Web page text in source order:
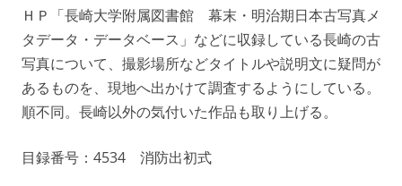
ＨＰ「長崎大学附属図書館 幕末・明治期日本古写真メ
タデータ・データベース」などに収録している長崎の古
写真について、撮影場所などタイトルや説明文に疑問が
あるものを、現地へ出かけて調査するようにしている。
順不同。長崎以外の気付いた作品も取り上げる。
目録番号：4534 消防出初式